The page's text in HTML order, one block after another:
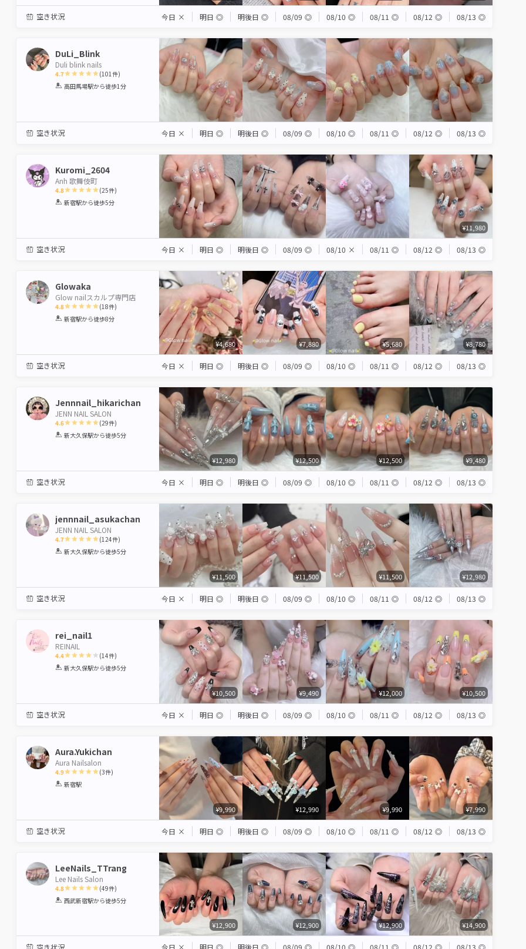
空き状況 今日 × 明日 ◎ 明後日 ◎ 08/09 ◎ 08/10 ◎ 08/11 ◎ 08/12 ◎ 08/13 ◎
DuLi_Blink
Duli blink nails
4.7
1 2 3 4 5
(101 件)
高田馬場駅から徒歩1分
空き状況 今日 × 明日 ◎ 明後日 ◎ 08/09 ◎ 08/10 ◎ 08/11 ◎ 08/12 ◎ 08/13 ◎
Kuromi_2604
Anh 歌舞伎町
4.8
1 2 3 4 5
(25件)
新宿駅から徒歩5分
¥11,980
空き状況 今日 × 明日 ◎ 明後日 ◎ 08/09 ◎ 08/10 × 08/11 ◎ 08/12 ◎ 08/13 ◎
Glowaka
Glow nailスカルプ専門店
4.8
1 2 3 4 5
(18件)
新宿駅から徒歩8分
¥4,680 ¥7,880 ¥5,680 ¥8,780
空き状況 今日 × 明日 ◎ 明後日 ◎ 08/09 ◎ 08/10 ◎ 08/11 ◎ 08/12 ◎ 08/13 ◎
Jennnail_hikarichan
JENN NAIL SALON
4.6
1 2 3 4 5
(29件)
新大久保駅から徒歩5分
¥12,980 ¥12,500 ¥12,500 ¥9,480
空き状況 今日 × 明日 ◎ 明後日 ◎ 08/09 ◎ 08/10 ◎ 08/11 ◎ 08/12 ◎ 08/13 ◎
jennnail_asukachan
JENN NAIL SALON
4.7
1 2 3 4 5
(124件)
新大久保駅から徒歩5分
¥11,500 ¥11,500 ¥11,500 ¥12,980
空き状況 今日 × 明日 ◎ 明後日 ◎ 08/09 ◎ 08/10 ◎ 08/11 ◎ 08/12 ◎ 08/13 ◎
rei_nail1
REINAIL
4.4
1 2 3 4 5
(14件)
新大久保駅から徒歩5分
¥10,500 ¥9,490 ¥12,000 ¥10,500
空き状況 今日 × 明日 ◎ 明後日 ◎ 08/09 ◎ 08/10 ◎ 08/11 ◎ 08/12 ◎ 08/13 ◎
Aura.Yukichan
Aura Nailsalon
4.9
1 2 3
(3件)
新宿駅
¥9,990 ¥12,990 ¥9,990 ¥7,990
空き状況 今日 × 明日 ◎ 明後日 ◎ 08/09 ◎ 08/10 ◎ 08/11 ◎ 08/12 ◎ 08/13 ◎
LeeNails_TTrang
Lee Nails Salon
4.8
1 2 3 4 5
(49件)
西武新宿駅から徒歩5分
¥12,900 ¥12,900 ¥12,900 ¥14,900
空き状況